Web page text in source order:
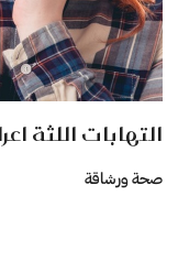
التهابات اللثة
صحة ورشاقة